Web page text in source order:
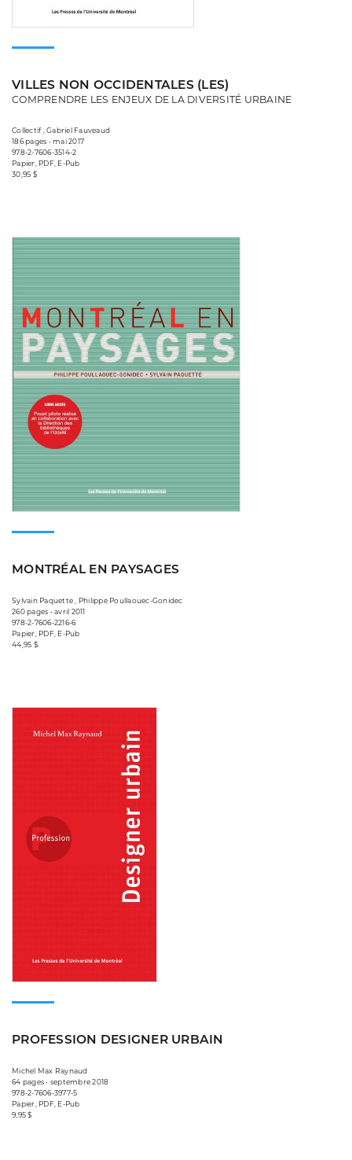
VILLES NON OCCIDENTALES (LES)
COMPRENDRE LES ENJEUX DE LA DIVERSITÉ URBAINE
Collectif , Gabriel Fauveaud
186 pages • mai 2017
978-2-7606-3514-2
Papier, PDF, E-Pub
30,95 $
MONTRÉAL EN PAYSAGES
Sylvain Paquette , Philippe Poullaouec-Gonidec
260 pages • avril 2011
978-2-7606-2216-6
Papier, PDF, E-Pub
44,95 $
PROFESSION DESIGNER URBAIN
Michel Max Raynaud
64 pages • septembre 2018
978-2-7606-3977-5
Papier, PDF, E-Pub
9,95 $